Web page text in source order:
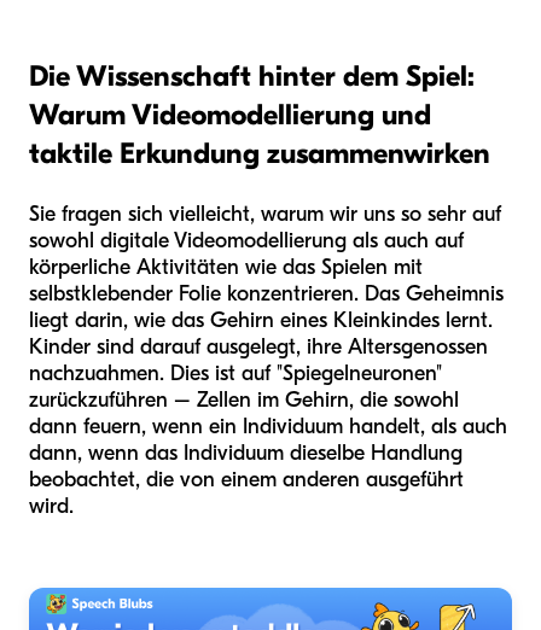
Die Wissenschaft hinter dem Spiel:
Warum Videomodellierung und
taktile Erkundung zusammenwirken
Sie fragen sich vielleicht, warum wir uns so sehr auf
sowohl digitale Videomodellierung als auch auf
körperliche Aktivitäten wie das Spielen mit
selbstklebender Folie konzentrieren. Das Geheimnis
liegt darin, wie das Gehirn eines Kleinkindes lernt.
Kinder sind darauf ausgelegt, ihre Altersgenossen
nachzuahmen. Dies ist auf "Spiegelneuronen"
zurückzuführen – Zellen im Gehirn, die sowohl
dann feuern, wenn ein Individuum handelt, als auch
dann, wenn das Individuum dieselbe Handlung
beobachtet, die von einem anderen ausgeführt
wird.